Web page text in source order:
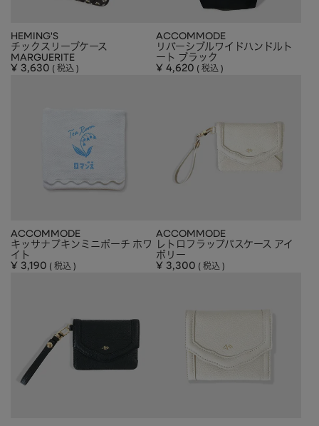
HEMING'S
チックスリーブケース
MARGUERITE
¥ 3,630 税込
ACCOMMODE
リバーシブルワイドハンドルト
ート ブラック
¥ 4,620 税込
ACCOMMODE
キッサナプキンミニポーチ ホワ
イト
¥ 3,190 税込
ACCOMMODE
レトロフラップパスケース アイ
ボリー
¥ 3,300 税込